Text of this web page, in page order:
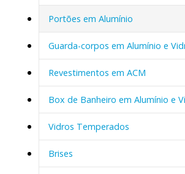
Portões em Alumínio
Guarda-corpos em Alumínio e
Revestimentos em ACM
Box de Banheiro em Alumínio e
Vidros Temperados
Brises